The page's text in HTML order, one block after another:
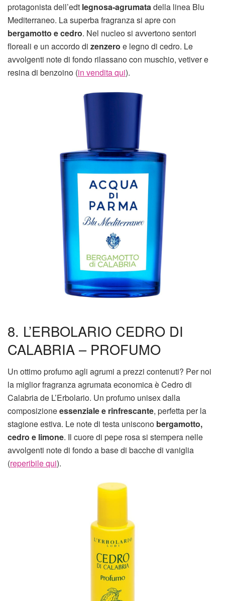
protagonista dell’edt legnosa-agrumatadella linea Blu
Mediterraneo. La superba fragranza si apre con
bergamotto e cedro. Nel nucleo si avvertono sentori
floreali e un accordo di zenzero e legno di cedro. Le
avvolgenti note di fondo rilassano con muschio, vetiver e
resina di benzoino (in vendita qui).
8. L’ERBOLARIO CEDRO DI
CALABRIA – PROFUMO
Un ottimo profumo agli agrumi a prezzi contenuti? Per noi
la miglior fragranza agrumata economica è Cedro di
Calabria de L’Erbolario. Un profumo unisex dalla
composizioneessenziale e rinfrescante, perfetta per la
stagione estiva. Le note di testa uniscono bergamotto,
cedro e limone. Il cuore di pepe rosa si stempera nelle
avvolgenti note di fondo a base di bacche di vaniglia
(reperibile qui).